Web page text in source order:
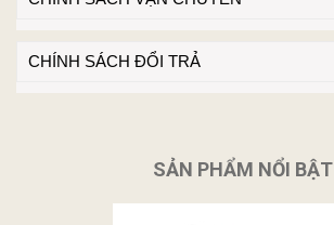
CHÍNH SÁCH ĐỔI TRẢ
SẢN PHẨM NỔI BẬT